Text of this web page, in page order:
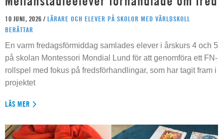
10 JUNI, 2026 / LÄRARE OCH ELEVER PÅ SKOLOR MED VÄRLDSKOLL
BERÄTTAR
En varm fredagsförmiddag samlades elever i årskurs 4 och 5
på skolan Montessori Mondial Lund för att genomföra ett FN-
rollspel med fokus på fredsförhandlingar, som har tagit fram i
projektet
LÄS MER